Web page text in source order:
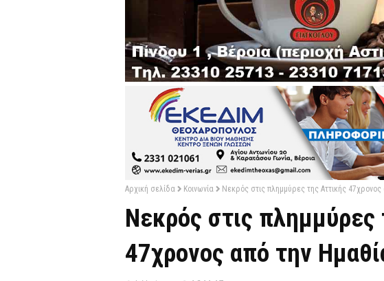
Αρχική σελίδα Κοινωνία Νεκρός στις πλημμύρες της Αττικής
Νεκρός στις πλημμύρες
47χρονος από την